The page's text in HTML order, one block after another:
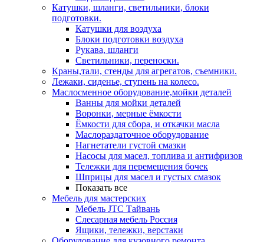
Катушки, шланги, светильники, блоки
подготовки.
Катушки для воздуха
Блоки подготовки воздуха
Рукава, шланги
Светильники, переноски.
Краны,тали, стенды для агрегатов, съемники.
Лежаки, сиденье, ступень на колесо.
Маслосменное оборудование,мойки деталей
Ванны для мойки деталей
Воронки, мерные ёмкости
Ёмкости для сбора, и откачки масла
Маслораздаточное оборудование
Нагнетатели густой смазки
Насосы для масел, топлива и антифризов
Тележки для перемещения бочек
Шприцы для масел и густых смазок
Показать все
Мебель для мастерских
Мебель JTC Тайвань
Слесарная мебель Россия
Ящики, тележки, верстаки